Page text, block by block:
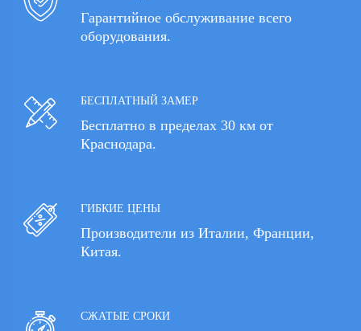
Гарантийное обслуживание всего
оборудования.
БЕСПЛАТНЫЙ ЗАМЕР
Бесплатно в пределах 30 км от
Краснодара.
ГИБКИЕ ЦЕНЫ
Производители из Италии, Франции,
Китая.
СЖАТЫЕ СРОКИ